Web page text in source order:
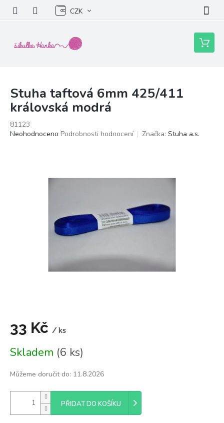
obsah
CZK
Nákupní
košík
Stuha taftová 6mm 425/411
královská modrá
81123
Průměrné
Neohodnoceno Podrobnosti hodnocení Značka: Stuha a.s.
33 Kč / ks
cena:
Skladem (6 ks)
Můžeme doručit do: 11.8.2026
PŘIDAT DO KOŠÍKU